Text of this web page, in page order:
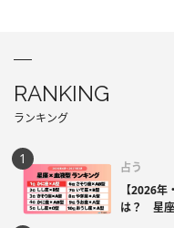
RANKING
ランキング
占う
【2026
は？ 星座